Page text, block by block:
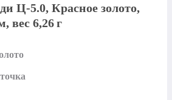
Ц-5.0, Красное золото,
вес 6,26 г